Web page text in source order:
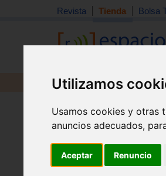
Utilizamos
Usamos cookies y otras
anuncios adecuados,
Aceptar Renuncio
Revista Tienda Bolsa
Revista Libros